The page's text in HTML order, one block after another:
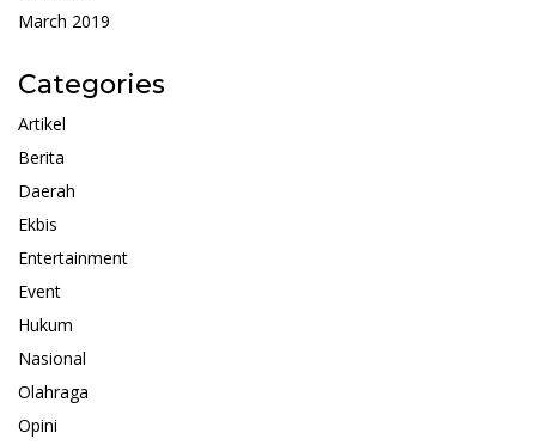
March 2019
Categories
Artikel
Berita
Daerah
Ekbis
Entertainment
Event
Hukum
Nasional
Olahraga
Opini